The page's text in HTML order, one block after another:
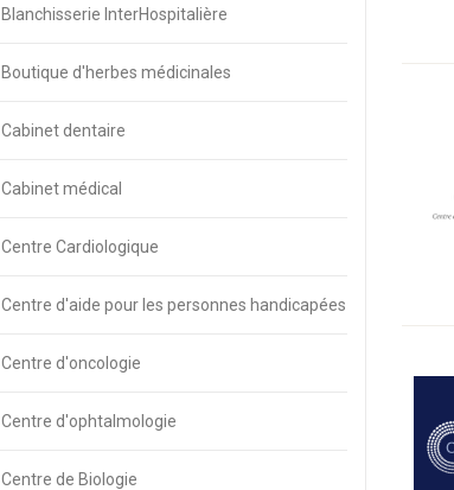
Blanchisserie InterHospitalière
Boutique d'herbes médicinales
Cabinet dentaire
Cabinet médical
Centre Cardiologique
Centre d'aide pour les personnes handicapées
Centre d'oncologie
Centre d'ophtalmologie
Centre de Biologie